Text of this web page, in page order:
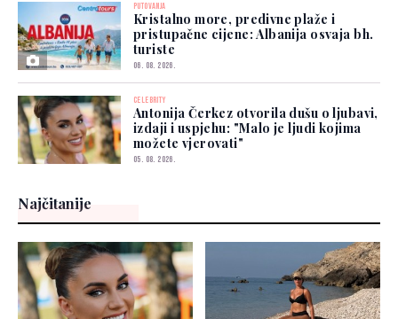
PUTOVANJA
Kristalno more, predivne plaže i
pristupačne cijene: Albanija osvaja bh.
turiste
06. 08. 2026.
CELEBRITY
Antonija Čerkez otvorila dušu o ljubavi,
izdaji i uspjehu: "Malo je ljudi kojima
možete vjerovati"
05. 08. 2026.
Najčitanije